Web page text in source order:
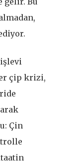
işlevi
çip krizi,
Çin